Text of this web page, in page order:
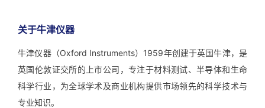
关于牛津仪器
牛津仪器（Oxford Instruments）1959年创建于英国牛津，是
英国伦敦证交所的上市公司，专注于材料测试、半导体和生命
科学行业，为全球学术及商业机构提供市场领先的科学技术与
专业知识。